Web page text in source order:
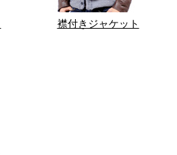
襟付きジャケット